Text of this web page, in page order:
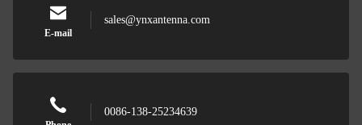
E-mail
sales@ynxantenna.com
0086-138-25234639